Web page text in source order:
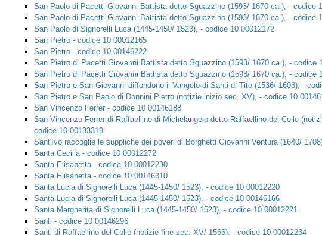
San Paolo di Pacetti Giovanni Battista detto Sguazzino (1593/ 1670 ca.), - codice
San Paolo di Pacetti Giovanni Battista detto Sguazzino (1593/ 1670 ca.), - codice
San Paolo di Signorelli Luca (1445-1450/ 1523), - codice 10 00012172
San Pietro - codice 10 00012165
San Pietro - codice 10 00146222
San Pietro di Pacetti Giovanni Battista detto Sguazzino (1593/ 1670 ca.), - codice
San Pietro di Pacetti Giovanni Battista detto Sguazzino (1593/ 1670 ca.), - codice
San Pietro e San Giovanni diffondono il Vangelo di Santi di Tito (1536/ 1603), -
San Pietro e San Paolo di Donnini Pietro (notizie inizio sec. XV), - codice 10
San Vincenzo Ferrer - codice 10 00146188
San Vincenzo Ferrer di Raffaellino di Michelangelo detto Raffaellino del Colle
codice 10 00133319
Sant'Ivo raccoglie le suppliche dei poveri di Borghetti Giovanni Ventura (1640/
Santa Cecilia - codice 10 00012272
Santa Elisabetta - codice 10 00012230
Santa Elisabetta - codice 10 00146310
Santa Lucia di Signorelli Luca (1445-1450/ 1523), - codice 10 00012220
Santa Lucia di Signorelli Luca (1445-1450/ 1523), - codice 10 00146166
Santa Margherita di Signorelli Luca (1445-1450/ 1523), - codice 10 00012221
Santi - codice 10 00146296
Santi di Raffaellino del Colle (notizie fine sec. XV/ 1566), - codice 10 00012234